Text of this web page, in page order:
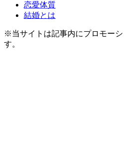
恋愛体質
結婚とは
※当サイトは記事内にプロモー
す。